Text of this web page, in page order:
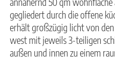
gegliedert durch die offene
erhält großzügig licht von
west mit jeweils 3-teiligen
außen und innen zu einem